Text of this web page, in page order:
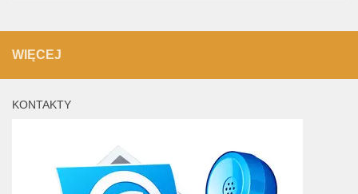
WIĘCEJ
KONTAKTY